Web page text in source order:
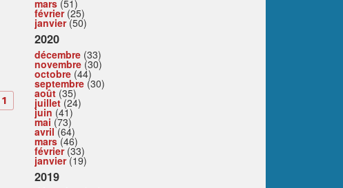
1
mars(51)
février(25)
janvier(50)
2020
décembre (33)
novembre (30)
octobre (44)
septembre (30)
août (35)
juillet(24)
juin (41)
mai (73)
avril(64)
mars(46)
février(33)
janvier(19)
2019